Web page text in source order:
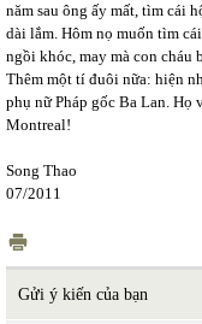
năm sau ông ấy mất, tìm cái
dài lắm. Hôm nọ muốn tìm
ngồi khóc, may mà con
Thêm một tí đuôi nữa: hiện
phụ nữ Pháp gốc Ba Lan.
Montreal!
Song Thao
07/2011
Gửi ý kiến của bạn